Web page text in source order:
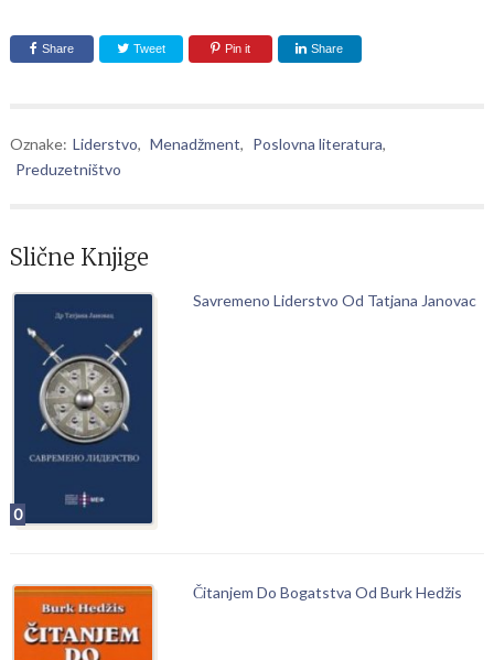
Share Tweet Pin it Share
Oznake: Liderstvo, Menadžment, Poslovna literatura,
Preduzetništvo
Slične Knjige
0
Savremeno Liderstvo Od Tatjana Janovac
Čitanjem Do Bogatstva Od Burk Hedžis